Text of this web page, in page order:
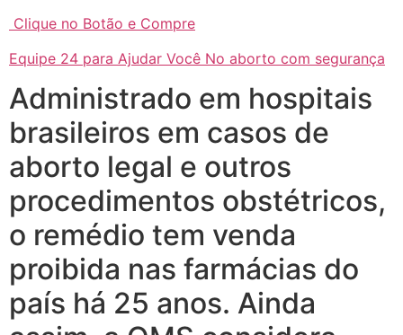
Clique no Botão e Compre
Equipe 24 para Ajudar Você No aborto com segurança
Administrado em hospitais
brasileiros em casos de
aborto legal e outros
procedimentos obstétricos,
o remédio tem venda
proibida nas farmácias do
país há 25 anos. Ainda